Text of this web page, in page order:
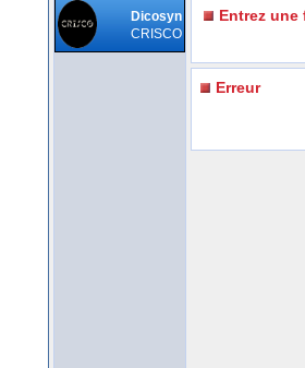
Dicosyn
CRISCO
Entrez une
Erreur